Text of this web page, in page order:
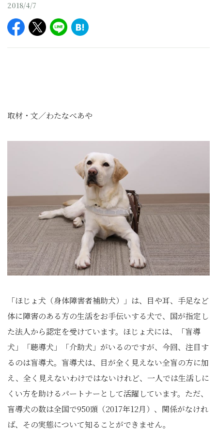
2018/4/7
取材・文／わたなべあや
「ほじょ犬（身体障害者補助犬）」は、目や耳、手足など
体に障害のある方の生活をお手伝いする犬で、国が指定し
た法人から認定を受けています。ほじょ犬には、「盲導
犬」「聴導犬」「介助犬」がいるのですが、今回、注目す
るのは盲導犬。盲導犬は、目が全く見えない全盲の方に加
え、全く見えないわけではないけれど、一人では生活しに
くい方を助けるパートナーとして活躍しています。ただ、
盲導犬の数は全国で950頭（2017年12月）、関係がなけれ
ば、その実態について知ることができません。